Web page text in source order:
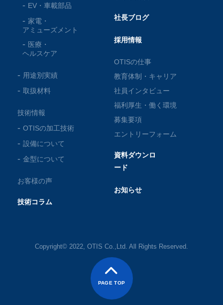
EV・車載部品
家電・
アミューズメント
医療・
ヘルスケア
用途別実績
取扱材料
技術情報
OTISの加工技術
設備について
金型について
お客様の声
技術コラム
社長ブログ
採用情報
OTISの仕事
教育体制・キャリア
社員インタビュー
福利厚生・働く環境
募集要項
エントリーフォーム
資料ダウンロ
ード
お知らせ
Copyright© 2022, OTIS Co.,Ltd. All Rights Reserved.
PAGE TOP